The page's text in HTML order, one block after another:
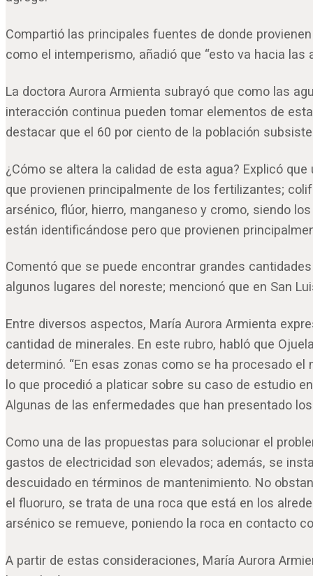
Compartió las principales fuentes de donde
como el intemperismo, añadió que “esto va hacia las
La doctora Aurora Armienta subrayó que como las
interacción continua pueden tomar elementos de
destacar que el 60 por ciento de la población
¿Cómo se altera la calidad de esta agua? Explicó
que provienen principalmente de los fertilizantes;
arsénico, flúor, hierro, manganeso y cromo, siendo
están identificándose pero que provienen
Comentó que se puede encontrar grandes
algunos lugares del noreste; mencionó que en San
Entre diversos aspectos, María Aurora Armienta
cantidad de minerales. En este rubro, habló que
determinó. “En esas zonas como se ha procesado
lo que procedió a platicar sobre su caso de estudio
Algunas de las enfermedades que han presentado
Como una de las propuestas para solucionar el
gastos de electricidad son elevados; además, se
descuidado en términos de mantenimiento. No
el fluoruro, se trata de una roca que está en los
arsénico se remueve, poniendo la roca en contacto
A partir de estas consideraciones, María Aurora